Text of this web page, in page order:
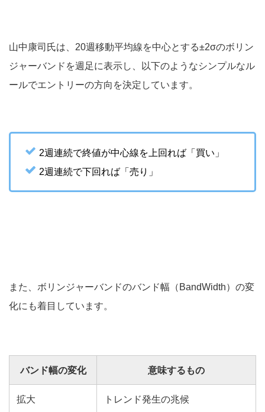
山中康司氏は、20週移動平均線を中心とする±2σのボリン
ジャーバンドを週足に表示し、以下のようなシンプルなル
ールでエントリーの方向を決定しています。
2週連続で終値が中心線を上回れば「買い」
2週連続で下回れば「売り」
また、ボリンジャーバンドのバンド幅（BandWidth）の変
化にも着目しています。
バンド幅の変化 意味するもの
拡大 トレンド発生の兆候